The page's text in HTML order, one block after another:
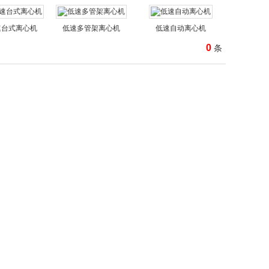
式离心机 低速多管架离心机 低速自动离心机
0 条